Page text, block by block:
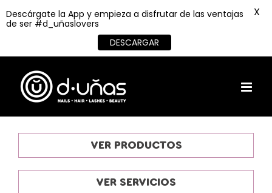
content
VER PRODUCTOS
VER SERVICIOS
Descárgate la App y empieza a disfrutar de las ventajas
de ser #d_uñaslovers
DESCARGAR
X